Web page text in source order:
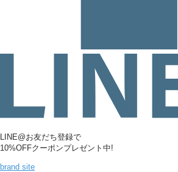
LINE@お友だち登録で
10%OFFクーポンプレゼント中!
brand site